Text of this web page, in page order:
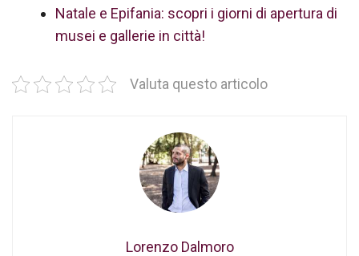
Natale e Epifania: scopri i giorni di apertura di
musei e gallerie in città!
Valuta questo articolo
Lorenzo Dalmoro